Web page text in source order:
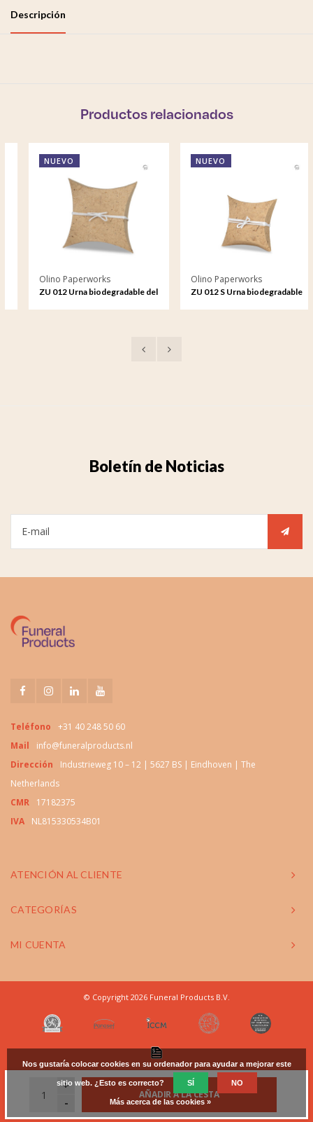
+
-
AÑADIR A LA CESTA
Descripción
Productos relacionados
NUEVO
Olino Paperworks
ZU 012 Urna biodegradable del
NUEVO
Olino Paperworks
ZU 012 S Urna biodegradable
Boletín de Noticias
Teléfono
+31 40 248 50 60
Mail
info@funeralproducts.nl
Dirección
Industrieweg 10 – 12 | 5627 BS | Eindhoven | The
Netherlands
CMR
17182375
IVA
NL815330534B01
ATENCIÓN AL CLIENTE
CATEGORÍAS
MI CUENTA
© Copyright 2026 Funeral Products B.V.
Nos gustaría colocar cookies en su ordenador para ayudar a mejorar este
sitio web. ¿Esto es correcto? SÍ NO
Más acerca de las cookies »